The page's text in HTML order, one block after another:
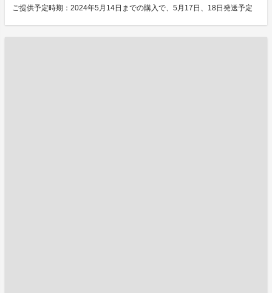
ご提供予定時期：2024年5月14日までの購入で、5月17日、18日発送予定